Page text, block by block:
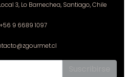
3, Lo Barnechea, Santiago, Chile
+56 9 6689 1097